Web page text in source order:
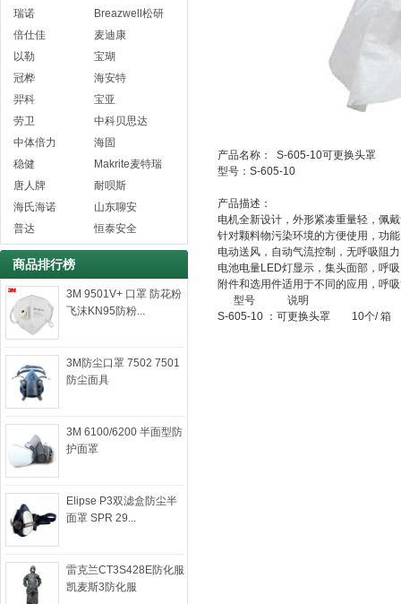
瑞诺
Breazwell松研
倍仕佳
麦迪康
以勒
宝瑚
冠桦
海安特
羿科
宝亚
劳卫
中科贝思达
中体倍力
海固
稳健
Makrite麦特瑞
唐人牌
耐呗斯
海氏海诺
山东聊安
普达
恒泰安全
商品排行榜
3M 9501V+ 口罩 防花粉
飞沫KN95防粉...
3M防尘口罩 7502 7501
防尘面具
3M 6100/6200 半面型防
护面罩
Elipse P3双滤盒防尘半
面罩 SPR 29...
雷克兰CT3S428E防化服
凯麦斯3防化服
产品名称： S-605-10可更换头罩
型号：S-605-10
产品描述：
电机全新设计，外形紧凑重量轻，佩
针对颗料物污染环境的方便使用，功
电动送风，自动气流控制，无呼吸阻
电池电量LED灯显示，集头面部，呼
附件和选用件适用于不同的应用，呼
型号 说明
S-605-10 ：可更换头罩 10个/ 箱